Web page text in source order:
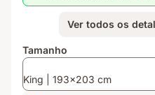
Ver todos os
Tamanho
King | 193x203 cm